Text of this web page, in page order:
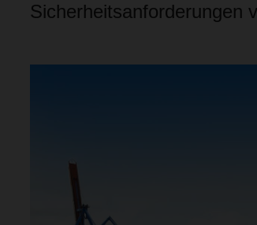
Sicherheitsanforderungen